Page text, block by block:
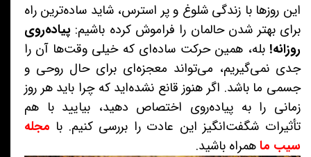
این روزها با زندگی شلوغ و پر استرس، شاید ساده‌ترین راه
برای بهتر شدن حالمان را فراموش کرده باشیم: پیاده‌روی
روزانه! بله، همین حرکت ساده‌ای که خیلی وقت‌ها آن را
جدی نمی‌گیریم، می‌تواند معجزه‌ای برای حال روحی و
جسمی ما باشد. اگر هنوز قانع نشده‌اید که چرا باید هر روز
زمانی را به پیاده‌روی اختصاص دهید، بیایید با هم
تأثیرات شگفت‌انگیز این عادت را بررسی کنیم. با مجله
سیب ماهمراه باشید.